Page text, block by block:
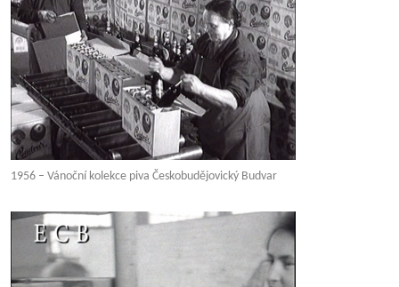
1956 – Vánoční kolekce piva Českobudějovický Budvar